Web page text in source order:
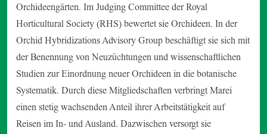
Orchideengärten. Im Judging Committee der Royal
Horticultural Society (RHS) bewertet sie Orchideen. In der
Orchid Hybridizations Advisory Group beschäftigt sie sich mit
der Benennung von Neuzüchtungen und wissenschaftlichen
Studien zur Einordnung neuer Orchideen in die botanische
Systematik. Durch diese Mitgliedschaften verbringt Marei
einen stetig wachsenden Anteil ihrer Arbeitstätigkeit auf
Reisen im In- und Ausland. Dazwischen versorgt sie